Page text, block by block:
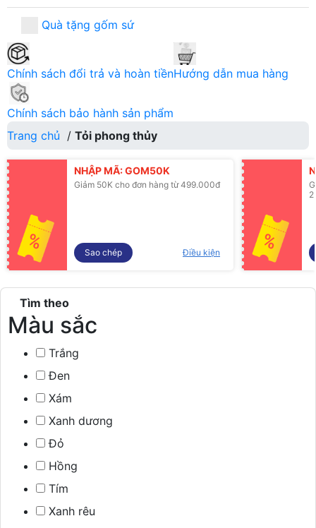
Quà tặng gốm sứ
Chính sách đổi trả và hoàn tiềnHướng dẫn mua hàng
Chính sách bảo hành sản phẩm
Trang chủ / Tỏi phong thủy
NHẬP MÃ: GOM50K
Giảm 50K cho đơn hàng từ 499.000đ
Sao chép Điều kiện
2
Tìm theo
Màu sắc
Trắng
Đen
Xám
Xanh dương
Đỏ
Hồng
Tím
Xanh rêu